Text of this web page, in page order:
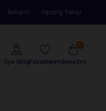
İletişim Sipariş Takip
Üye GirişiFavorilerimSepetim
0